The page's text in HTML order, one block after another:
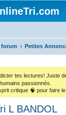
Petites
tes lectures! Juste
humains passionnés.
critique 🧠 pour faire le
L BANDOL